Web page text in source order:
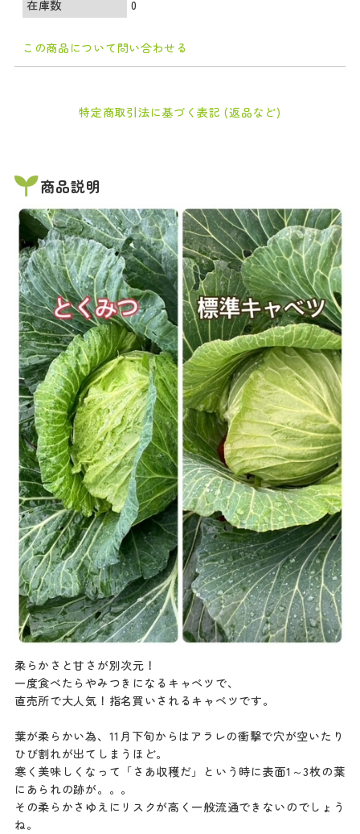
在庫数 0
この商品について問い合わせる
特定商取引法に基づく表記 (返品など)
商品説明
柔らかさと甘さが別次元！
一度食べたらやみつきになるキャベツで、
直売所で大人気！指名買いされるキャベツです。
葉が柔らかい為、11月下旬からはアラレの衝撃で穴が空いたり
ひび割れが出てしまうほど。
寒く美味しくなって「さあ収穫だ」という時に表面1～3枚の葉
にあられの跡が。。。
その柔らかさゆえにリスクが高く一般流通できないのでしょう
ね。